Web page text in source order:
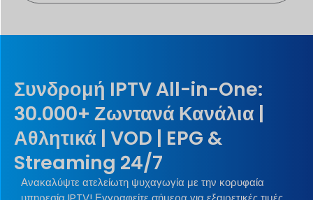
Συνδρομή IPTV All-in-One:
30.000+ Ζωντανά Κανάλια |
Αθλητικά | VOD | EPG &
Streaming 24/7
Ανακαλύψτε ατελείωτη ψυχαγωγία με την κορυφαία